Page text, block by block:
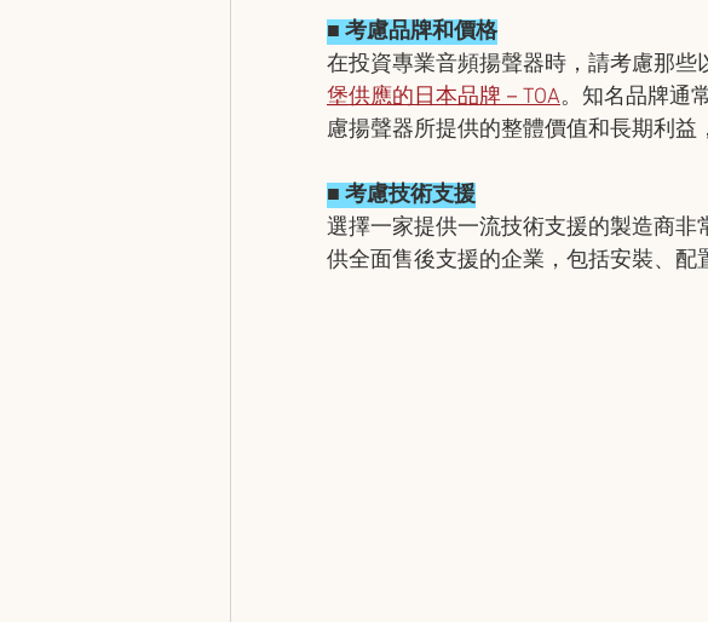
■ 考慮品牌和價格
在投資專業音頻揚聲器時，請考慮那
堡供應的日本品牌－TOA。知名品牌通
慮揚聲器所提供的整體價值和長期利益
■ 考慮技術支援
選擇一家提供一流技術支援的製造商
供全面售後支援的企業，包括安裝、配